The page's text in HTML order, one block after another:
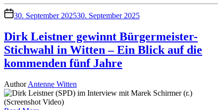
30. September 202530. September 2025
Dirk Leistner gewinnt Bürgermeister-
Stichwahl in Witten – Ein Blick auf die
kommenden fünf Jahre
AuthorAntenne Witten